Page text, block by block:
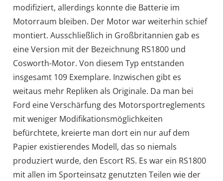
modifiziert, allerdings konnte die Batterie im
Motorraum bleiben. Der Motor war weiterhin schief
montiert. Ausschließlich in Großbritannien gab es
eine Version mit der Bezeichnung RS1800 und
Cosworth-Motor. Von diesem Typ entstanden
insgesamt 109 Exemplare. Inzwischen gibt es
weitaus mehr Repliken als Originale. Da man bei
Ford eine Verschärfung des Motorsportreglements
mit weniger Modifikationsmöglichkeiten
befürchtete, kreierte man dort ein nur auf dem
Papier existierendes Modell, das so niemals
produziert wurde, den Escort RS. Es war ein RS1800
mit allen im Sporteinsatz genutzten Teilen wie der